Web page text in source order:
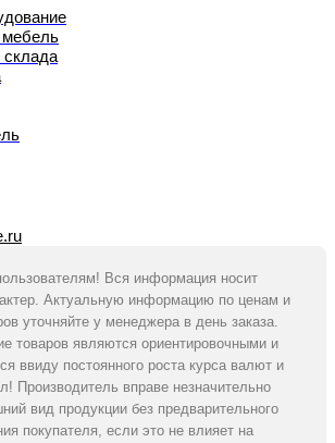
мебель
Вся информация носит
Актуальную информацию по ценам и
уточняйте у менеджера в день заказа.
товаров являются ориентировочными и
ввиду постоянного роста курса валют и
Производитель вправе незначительно
вид продукции без предварительного
покупателя, если это не влияет на